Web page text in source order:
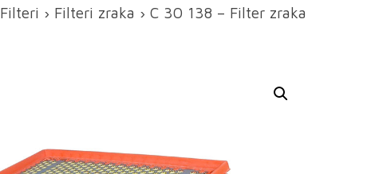
Filteri › Filteri zraka › C 30 138 – Filter zraka